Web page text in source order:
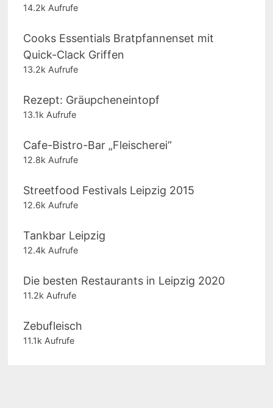
14.2k Aufrufe
Cooks Essentials Bratpfannenset mit
Quick-Clack Griffen
13.2k Aufrufe
Rezept: Gräupcheneintopf
13.1k Aufrufe
Cafe-Bistro-Bar „Fleischerei“
12.8k Aufrufe
Streetfood Festivals Leipzig 2015
12.6k Aufrufe
Tankbar Leipzig
12.4k Aufrufe
Die besten Restaurants in Leipzig 2020
11.2k Aufrufe
Zebufleisch
11.1k Aufrufe